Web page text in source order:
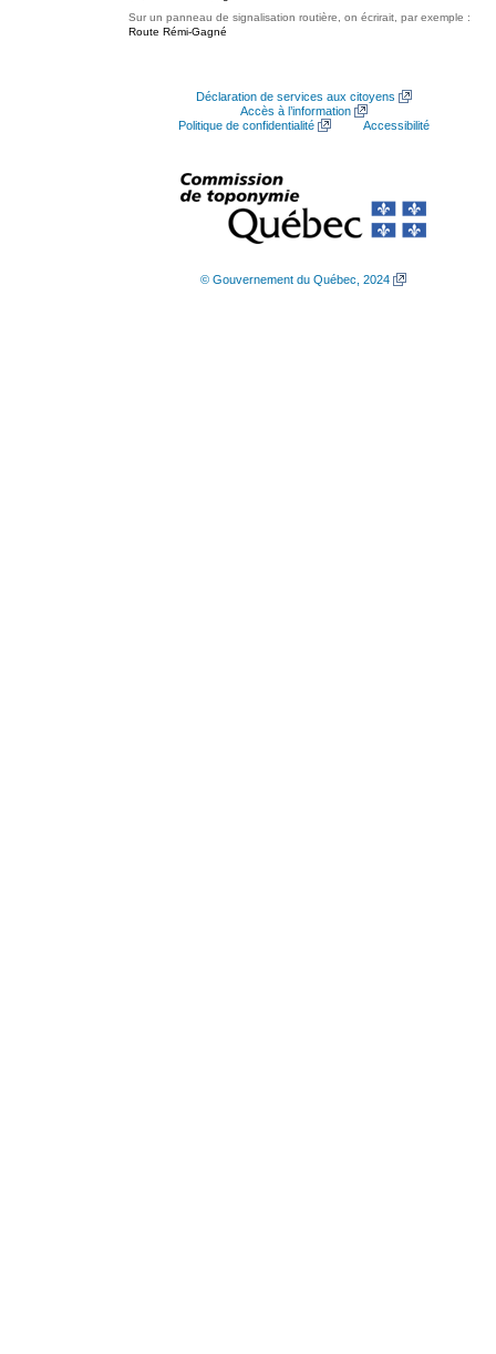
Sur un panneau de signalisation routière, on écrirait, par exemple :
Route Rémi-Gagné
Déclaration de services aux citoyens
Accès à l’information
Politique de confidentialité
Accessibilité
© Gouvernement du Québec, 2024